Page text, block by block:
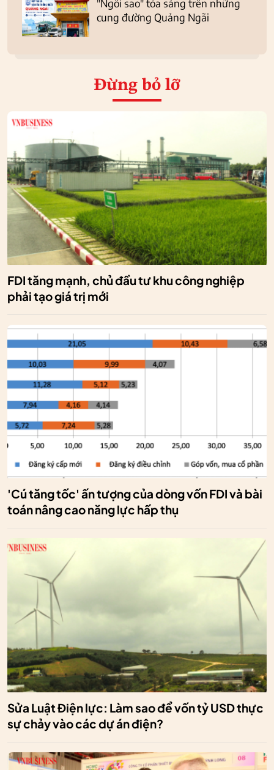
"Ngôi sao" tỏa sáng trên những
cung đường Quảng Ngãi
Đừng bỏ lỡ
FDI tăng mạnh, chủ đầu tư khu công nghiệp
phải tạo giá trị mới
'Cú tăng tốc' ấn tượng của dòng vốn FDI và bài
toán nâng cao năng lực hấp thụ
Sửa Luật Điện lực: Làm sao để vốn tỷ USD thực
sự chảy vào các dự án điện?